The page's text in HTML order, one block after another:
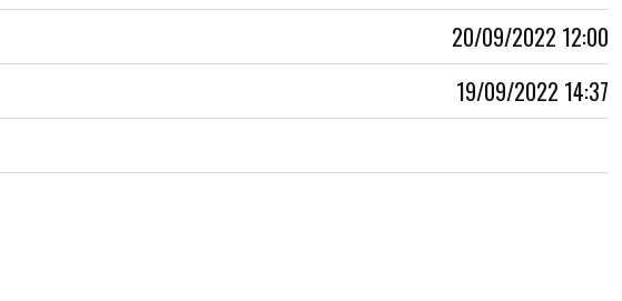
20/09/2022 12:00
19/09/2022 14:37